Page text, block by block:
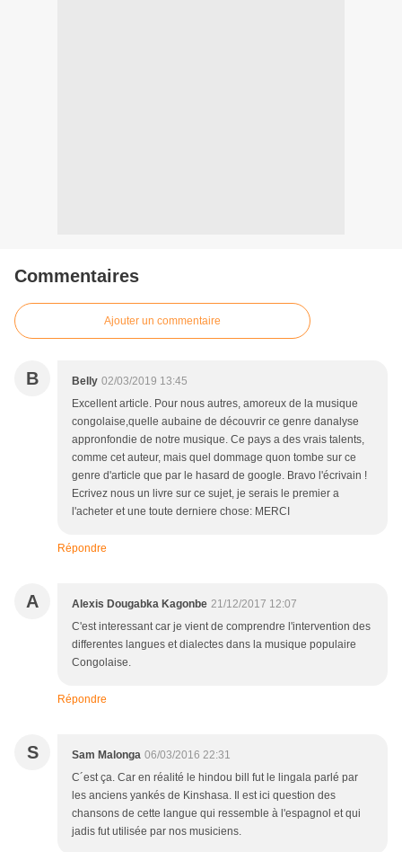
Commentaires
Ajouter un commentaire
B Belly 02/03/2019 13:45
Excellent article. Pour nous autres, amoreux de la musique
congolaise,quelle aubaine de découvrir ce genre danalyse
appronfondie de notre musique. Ce pays a des vrais talents,
comme cet auteur, mais quel dommage quon tombe sur ce
genre d'article que par le hasard de google. Bravo l'écrivain !
Ecrivez nous un livre sur ce sujet, je serais le premier a
l'acheter et une toute derniere chose: MERCI
Répondre
A Alexis Dougabka Kagonbe 21/12/2017 12:07
C'est interessant car je vient de comprendre l'intervention des
differentes langues et dialectes dans la musique populaire
Congolaise.
Répondre
S Sam Malonga 06/03/2016 22:31
C´est ça. Car en réalité le hindou bill fut le lingala parlé par
les anciens yankés de Kinshasa. Il est ici question des
chansons de cette langue qui ressemble à l'espagnol et qui
jadis fut utilisée par nos musiciens.